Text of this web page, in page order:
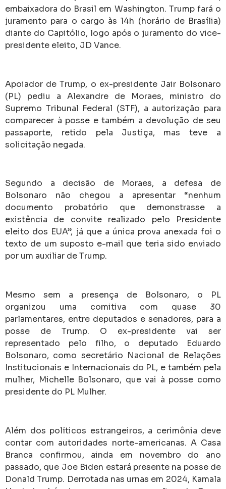
embaixadora do Brasil em Washington. Trump fará o
juramento para o cargo às 14h (horário de Brasília)
diante do Capitólio, logo após o juramento do vice-
presidente eleito, JD Vance.
Apoiador de Trump, o ex-presidente Jair Bolsonaro
(PL) pediu a Alexandre de Moraes, ministro do
Supremo Tribunal Federal (STF), a autorização para
comparecer à posse e também a devolução de seu
passaporte, retido pela Justiça, mas teve a
solicitação negada.
Segundo a decisão de Moraes, a defesa de
Bolsonaro não chegou a apresentar “nenhum
documento probatório que demonstrasse a
existência de convite realizado pelo Presidente
eleito dos EUA”, já que a única prova anexada foi o
texto de um suposto e-mail que teria sido enviado
por um auxiliar de Trump.
Mesmo sem a presença de Bolsonaro, o PL
organizou uma comitiva com quase 30
parlamentares, entre deputados e senadores, para a
posse de Trump. O ex-presidente vai ser
representado pelo filho, o deputado Eduardo
Bolsonaro, como secretário Nacional de Relações
Institucionais e Internacionais do PL, e também pela
mulher, Michelle Bolsonaro, que vai à posse como
presidente do PL Mulher.
Além dos políticos estrangeiros, a cerimônia deve
contar com autoridades norte-americanas. A Casa
Branca confirmou, ainda em novembro do ano
passado, que Joe Biden estará presente na posse de
Donald Trump. Derrotada nas urnas em 2024, Kamala